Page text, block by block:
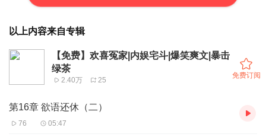
以上内容来自专辑
【免费】欢喜冤家|内娱宅斗|爆笑爽文|暴击
绿茶
2.40万 25
免费订阅
第16章 欲语还休（二）
76 05:47